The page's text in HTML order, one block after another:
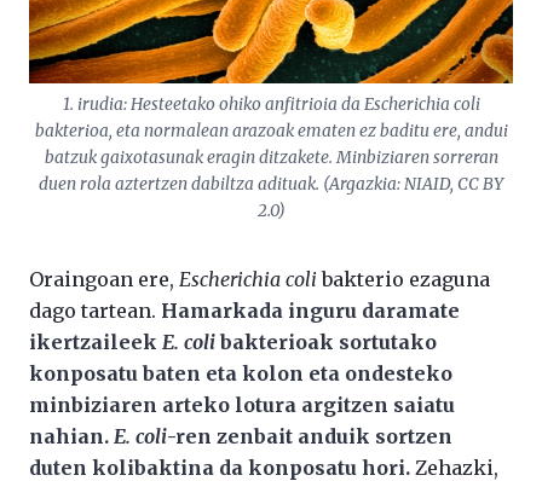
1. irudia: Hesteetako ohiko anfitrioia da Escherichia coli
bakterioa, eta normalean arazoak ematen ez baditu ere, andui
batzuk gaixotasunak eragin ditzakete. Minbiziaren sorreran
duen rola aztertzen dabiltza adituak. (Argazkia: NIAID, CC BY
2.0)
Oraingoan ere, Escherichia coli bakterio ezaguna
dago tartean. Hamarkada inguru daramate
ikertzaileek E. colibakterioak sortutako
konposatu baten eta kolon eta ondesteko
minbiziaren arteko lotura argitzen saiatu
nahian. E. coli-ren zenbait anduik sortzen
duten kolibaktina da konposatu hori. Zehazki,